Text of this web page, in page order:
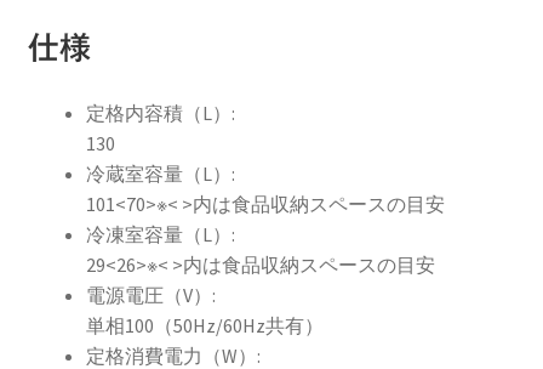
仕様
定格内容積（L）:
130
冷蔵室容量（L）:
101<70>※< >内は食品収納スペースの目安
冷凍室容量（L）:
29<26>※< >内は食品収納スペースの目安
電源電圧（V）:
単相100（50Hz/60Hz共有）
定格消費電力（W）: